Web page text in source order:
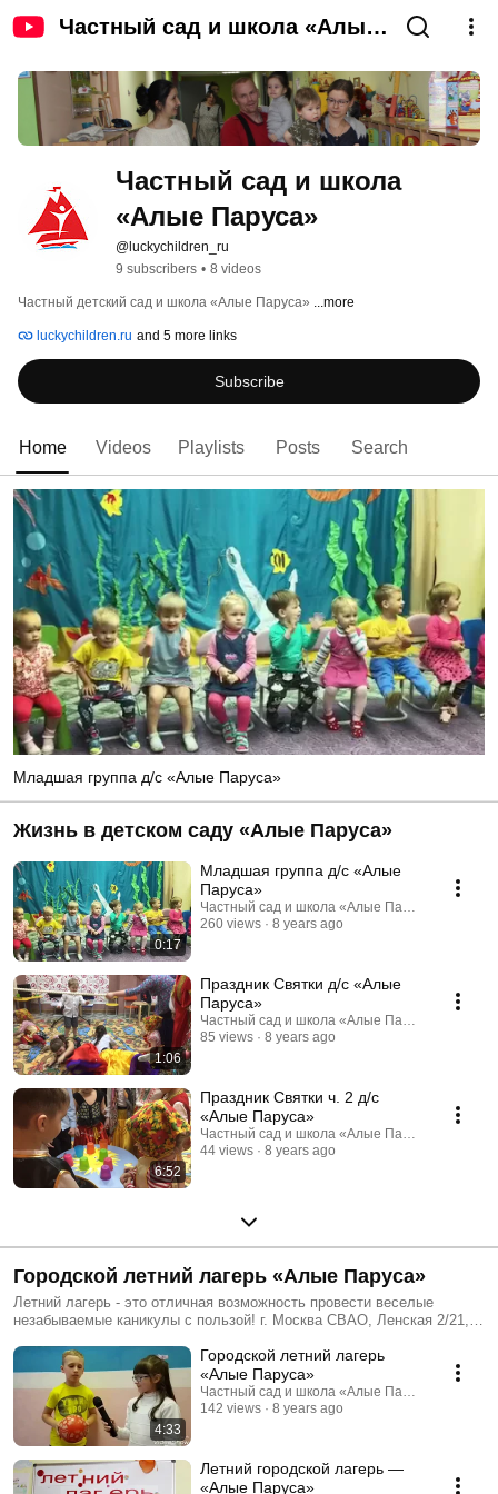
Частный сад и школа «Алые
Частный сад и школа
«Алые Паруса»
@luckychildren_ru
9 subscribers • 8 videos
Частный детский сад и школа «Алые Паруса» ...more
luckychildren.ru and 5 more links
Subscribe
Home Videos Playlists Posts Search
Младшая группа д/с «Алые Паруса»
Жизнь в детском саду «Алые Паруса»
0:17
Младшая группа д/с «Алые
Паруса»
Частный сад и школа «Алые Паруса»
260 views
8 years ago
1:06
Праздник Святки д/с «Алые
Паруса»
Частный сад и школа «Алые Паруса»
85 views
8 years ago
6:52
Праздник Святки ч. 2 д/с
«Алые Паруса»
Частный сад и школа «Алые Паруса»
44 views
8 years ago
Городской летний лагерь «Алые Паруса»
Летний лагерь - это отличная возможность провести веселые
незабываемые каникулы с пользой! г. Москва СВАО, Ленская 2/21,
Будем рады видеть вас в в наших «Алых Парусах»!
4:33
Городской летний лагерь
«Алые Паруса»
Частный сад и школа «Алые Паруса»
142 views
8 years ago
Летний городской лагерь —
«Алые Паруса»